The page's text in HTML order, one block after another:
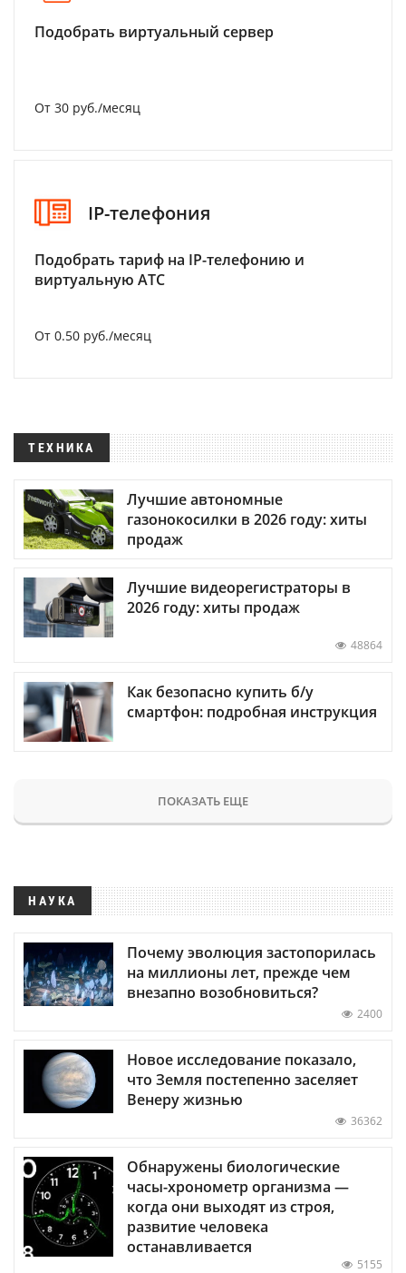
Подобрать виртуальный сервер
От 30 руб./месяц
IP-телефония
Подобрать тариф на IP-телефонию и
виртуальную АТС
От 0.50 руб./месяц
ТЕХНИКА
Лучшие автономные
газонокосилки в 2026 году: хиты
продаж
Лучшие видеорегистраторы в
2026 году: хиты продаж
48864
Как безопасно купить б/у
смартфон: подробная инструкция
ПОКАЗАТЬ ЕЩЕ
НАУКА
Почему эволюция застопорилась
на миллионы лет, прежде чем
внезапно возобновиться?
2400
Новое исследование показало,
что Земля постепенно заселяет
Венеру жизнью
36362
Обнаружены биологические
часы-хронометр организма —
когда они выходят из строя,
развитие человека
останавливается
5155